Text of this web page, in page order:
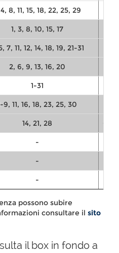
8, 11, 15, 18, 22, 25, 29
1, 3, 8, 10, 15, 17
7, 11, 12, 14, 18, 19, 21-31
2, 6, 9, 13, 16, 20
1-31
9, 11, 16, 18, 23, 25, 30
14, 21, 28
-
-
-
possono subire
consultare il sito
il box in fondo a